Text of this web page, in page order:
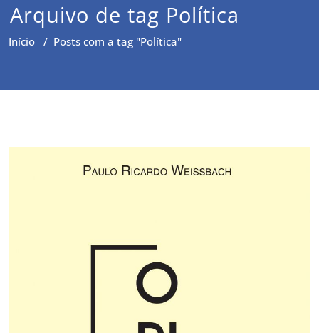
Arquivo de tag Política
Início / Posts com a tag "Política"